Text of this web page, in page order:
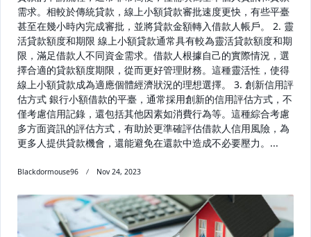
需求。相較於傳統貸款，線上小額貸款審批速度更快，有些平臺
甚至在幾小時內完成審批，並將貸款金額轉入借款人帳戶。 2. 靈
活貸款額度和期限 線上小額貸款通常具有較為靈活貸款額度和期
限，滿足借款人不同資金需求。借款人根據自己的實際情況，選
擇合適的貸款額度期限，從而更好管理財務。這種靈活性，使得
線上小額貸款成為適應個體經濟狀況的理想選擇。 3. 創新信用評
估方式 銀行小額借款的平臺，通常採用創新的信用評估方式，不
僅考慮信用記錄，還包括其他因素如消費行為等。這種綜合考慮
多方面資訊的評估方式，有助於更準確評估借款人信用風險，為
更多人提供貸款機會，還能避免在還款中造成不必要壓力。...
Blackdormouse96 Nov 24, 2023